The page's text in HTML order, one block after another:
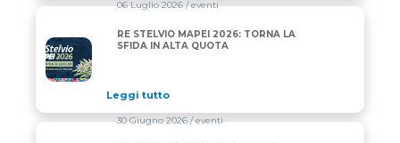
RE STELVIO MAPEI 2026: TORNA LA SFIDA IN ALTA
06 Luglio 2026/ eventi
RE STELVIO MAPEI 2026: TORNA LA
SFIDA IN ALTA QUOTA
Leggi tutto
30 Giugno 2026/ eventi